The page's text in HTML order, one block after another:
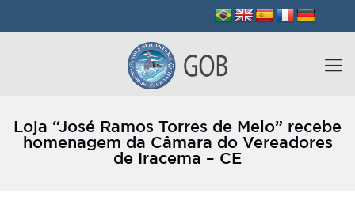
Loja “José Ramos Torres de Melo” recebe
homenagem da Câmara do Vereadores
de Iracema – CE